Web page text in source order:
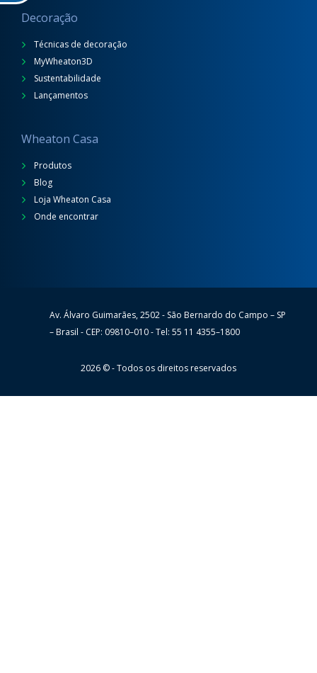
Decoração
Técnicas de decoração
MyWheaton3D
Sustentabilidade
Lançamentos
Wheaton Casa
Produtos
Blog
Loja Wheaton Casa
Onde encontrar
WheatonAv. Álvaro Guimarães, 2502 - São Bernardo do Campo – SP
– Brasil - CEP: 09810–010 - Tel: 55 11 4355–1800
2026 © - Todos os direitos reservados